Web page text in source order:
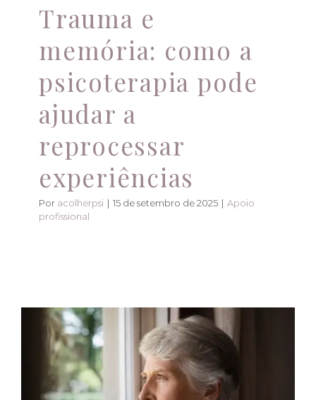
Trauma e
memória: como a
psicoterapia pode
ajudar a
reprocessar
experiências
Por acolherpsi | 15 de setembro de 2025 | Apoio
profissional
Ansiedade e
depressão em idosos: